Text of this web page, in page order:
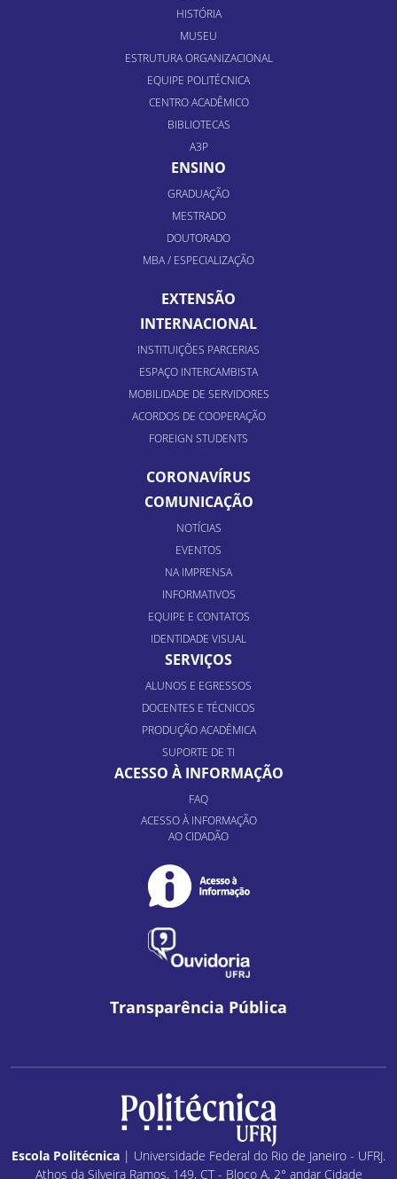
HISTÓRIA
MUSEU
ESTRUTURA ORGANIZACIONAL
EQUIPE POLITÉCNICA
CENTRO ACADÊMICO
BIBLIOTECAS
A3P
ENSINO
GRADUAÇÃO
MESTRADO
DOUTORADO
MBA / ESPECIALIZAÇÃO
EXTENSÃO
INTERNACIONAL
INSTITUIÇÕES PARCERIAS
ESPAÇO INTERCAMBISTA
MOBILIDADE DE SERVIDORES
ACORDOS DE COOPERAÇÃO
FOREIGN STUDENTS
CORONAVÍRUS
COMUNICAÇÃO
NOTÍCIAS
EVENTOS
NA IMPRENSA
INFORMATIVOS
EQUIPE E CONTATOS
IDENTIDADE VISUAL
SERVIÇOS
ALUNOS E EGRESSOS
DOCENTES E TÉCNICOS
PRODUÇÃO ACADÊMICA
SUPORTE DE TI
ACESSO À INFORMAÇÃO
FAQ
ACESSO À INFORMAÇÃO
AO CIDADÃO
Transparência Pública
Escola Politécnica | Universidade Federal do Rio de Janeiro - UFRJ.
Athos da Silveira Ramos, 149, CT - Bloco A, 2° andar Cidade